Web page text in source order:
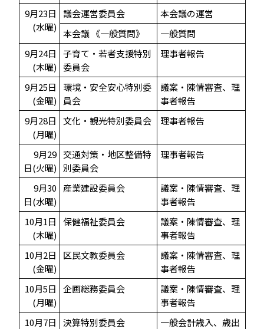
9月23日
(水曜)
議会運営委員会
本会議の運営
本会議 《一般質問》
一般質問
9月24日
(木曜)
子育て・若者支援特別
委員会
理事者報告
9月25日
(金曜)
環境・安全安心特別委
員会
議案・陳情審査、理
事者報告
9月28日
(月曜)
文化・観光特別委員会 理事者報告
9月29
日(火曜)
交通対策・地区整備特
別委員会
理事者報告
9月30
日(水曜)
産業建設委員会
議案・陳情審査、理
事者報告
10月1日
(木曜)
保健福祉委員会
議案・陳情審査、理
事者報告
10月2日
(金曜)
区民文教委員会
議案・陳情審査、理
事者報告
10月5日
(月曜)
企画総務委員会
議案・陳情審査、理
事者報告
10月7日
決算特別委員会
一般会計歳入、歳出